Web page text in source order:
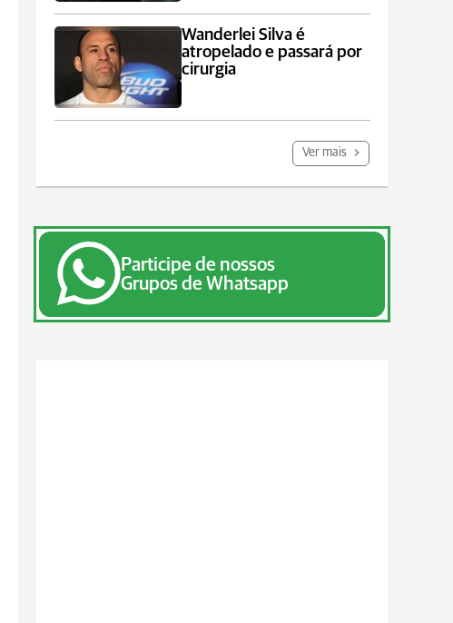
Wanderlei Silva é
atropelado e passará por
cirurgia
Ver mais
Participe de nossos
Grupos de Whatsapp